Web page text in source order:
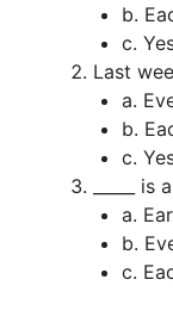
b.
c.
Last
a.
b.
c.
_____
a.
b.
c.